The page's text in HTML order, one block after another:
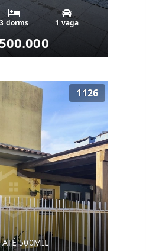
3 dorms 1 vaga
1126
ATÉ 500MIL